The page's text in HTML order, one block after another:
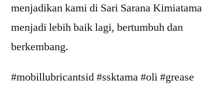
menjadikan kami di Sari Sarana Kimiatama
menjadi lebih baik lagi, bertumbuh dan
berkembang.
#mobillubricantsid #ssktama #oli #grease